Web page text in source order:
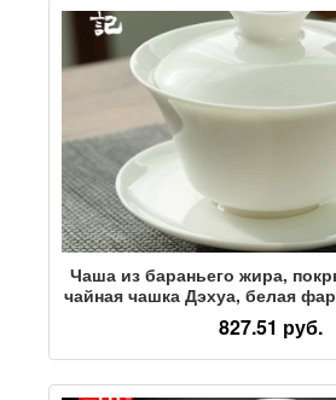
Чаша из бараньего жира,
чайная чашка Дэхуа, белая
чаша, набор из трех
бытовой чайный сервиз
827.51 руб.